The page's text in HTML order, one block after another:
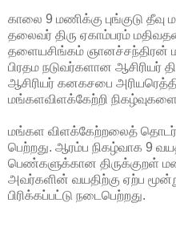
காலை 9 மணிக்கு புங்குடு
தலைவர் திரு ஏகாம்பரம்
தளையசிங்கம் ஞானச்சந்திரன்
பிரதம நடுவர்களான ஆசிரியர்
ஆசிரியர் கனகசபை
மங்களவிளக்கேற்றி
மங்கள விளக்கேற்றலைத்
பெற்றது. ஆரம்ப நிகழ்வாக 9
பெண்களுக்கான திருக்குறள்
அவர்களின் வயதிற்கு ஏற்ப மூன்று
பிரிக்கப்பட்டு நடைபெற்றது.